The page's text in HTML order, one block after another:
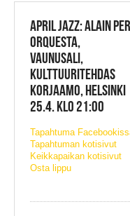
JAZZ
APRIL JAZZ: ALAIN
ORQUESTA,
VAUNUSALI,
KULTTUURITEHDAS
KORJAAMO, HELSINKI
25.4. KLO 21:00
Tapahtuma
Tapahtuman kotisivut
Keikkapaikan kotisivut
Osta lippu